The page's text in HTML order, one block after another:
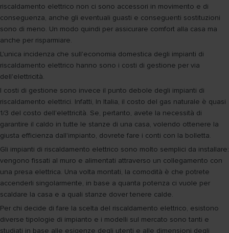
riscaldamento elettrico non ci sono accessori in movimento e di
conseguenza, anche gli eventuali guasti e conseguenti sostituzioni
sono di meno. Un modo quindi per assicurare comfort alla casa ma
anche per risparmiare.
L'unica incidenza che sull'economia domestica degli impianti di
riscaldamento elettrico hanno sono i costi di gestione per via
dell'elettricità.
I costi di gestione sono invece il punto debole degli impianti di
riscaldamento elettrici. Infatti, In Italia, il costo del gas naturale è quasi
1/3 del costo dell'elettricità. Se, pertanto, avete la necessità di
garantire il caldo in tutte le stanze di una casa, volendo ottenere la
giusta efficienza dall'impianto, dovrete fare i conti con la bolletta.
Gli impianti di riscaldamento elettrico sono molto semplici da installare:
vengono fissati al muro e alimentati attraverso un collegamento con
una presa elettrica. Una volta montati, la comodità è che potrete
accenderli singolarmente, in base a quanta potenza ci vuole per
scaldare la casa e a quali stanze dover tenere calde.
Per chi decide di fare la scelta del riscaldamento elettrico, esistono
diverse tipologie di impianto e i modelli sul mercato sono tanti e
studiati in base alle esigenze degli utenti e alle dimensioni degli